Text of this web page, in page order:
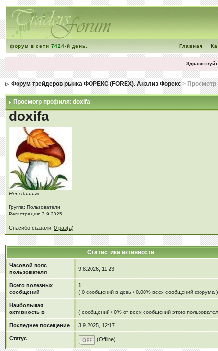
форум в сети 7424-й день. Главная
Форум трейдеров рынка ФОРЕКС (FOREX). Анализ Форекс> Просмотр
Просмотр профиля: doxifa
doxifa
Нет данных
Группа: Пользователи
Регистрация: 3.9.2025
Спасибо сказали: 0 раз(а)
Статистика активности
Часовой пояс
пользователя
9.8.2026, 11:23
Всего полезных
сообщений
1
( 0 сообщений в день / 0.00% всех сообщений форума )
Наибольшая
активность в
( сообщений / 0% от всех сообщений этого
Последнее посещение 3.9.2025, 12:17
Статус (Offline)